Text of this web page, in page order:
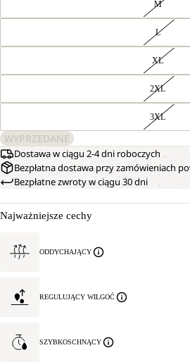
M
L
XL
2XL
3XL
WYPRZEDANE
Dostawa w ciągu 2-4 dni roboczych
Bezpłatna dostawa przy zamówieniach
Bezpłatne zwroty w ciągu 30 dni
Najważniejsze cechy
ODDYCHAJĄCY
REGULUJĄCY WILGOĆ
SZYBKOSCHNĄCY